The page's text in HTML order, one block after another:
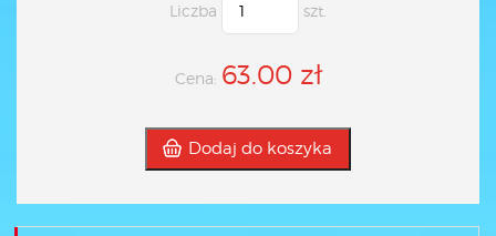
Liczba szt.
Cena: 63.00 zł
Dodaj do koszyka